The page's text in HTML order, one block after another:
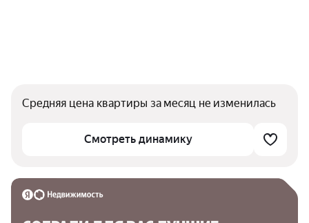
Средняя цена квартиры за месяц не изменилась
Смотреть динамику